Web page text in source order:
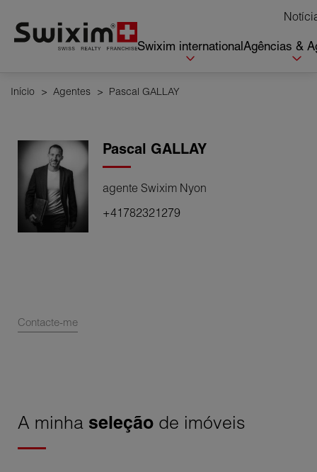
Swixim internationalAgências &
Início > Agentes > Pascal GALLAY
Pascal GALLAY
agente Swixim Nyon
+41782321279
Contacte-me
A minha seleção de imóveis